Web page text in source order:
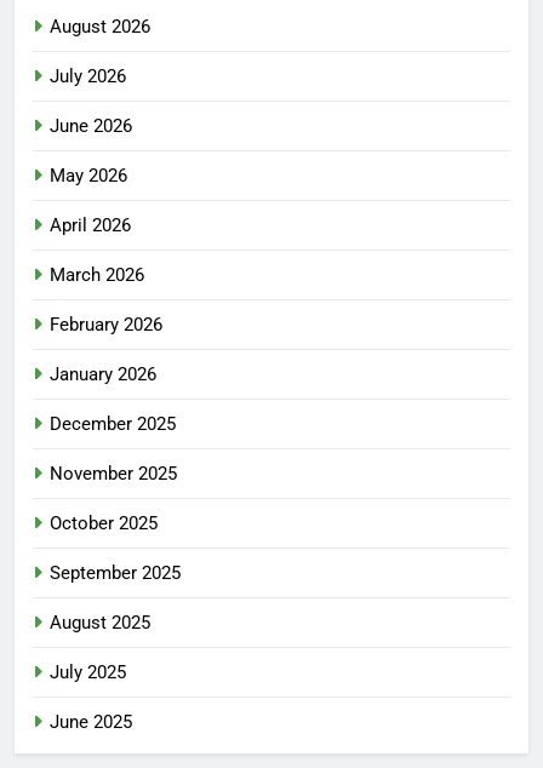
August 2026
July 2026
June 2026
May 2026
April 2026
March 2026
February 2026
January 2026
December 2025
November 2025
October 2025
September 2025
August 2025
July 2025
June 2025